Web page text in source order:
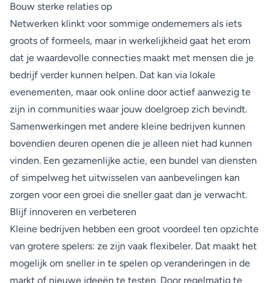
Bouw sterke relaties op
Netwerken klinkt voor sommige ondernemers als iets
groots of formeels, maar in werkelijkheid gaat het erom
dat je waardevolle connecties maakt met mensen die je
bedrijf verder kunnen helpen. Dat kan via lokale
evenementen, maar ook online door actief aanwezig te
zijn in communities waar jouw doelgroep zich bevindt.
Samenwerkingen met andere kleine bedrijven kunnen
bovendien deuren openen die je alleen niet had kunnen
vinden. Een gezamenlijke actie, een bundel van diensten
of simpelweg het uitwisselen van aanbevelingen kan
zorgen voor een groei die sneller gaat dan je verwacht.
Blijf innoveren en verbeteren
Kleine bedrijven hebben een groot voordeel ten opzichte
van grotere spelers: ze zijn vaak flexibeler. Dat maakt het
mogelijk om sneller in te spelen op veranderingen in de
markt of nieuwe ideeën te testen. Door regelmatig te